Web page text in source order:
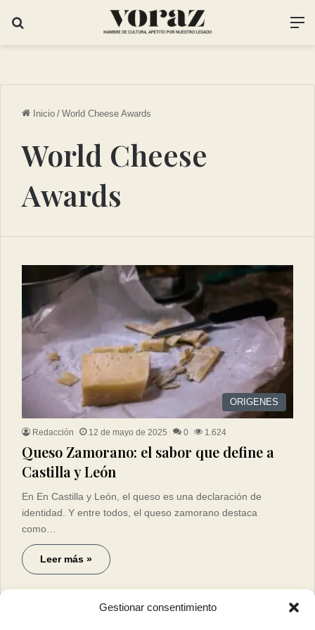
Gestionar consentimiento
Inicio / World Cheese Awards
World Cheese
Awards
ORIGENES
Redacción 12 de mayo de 2025 0 1.624
Queso Zamorano: el sabor que define a
Castilla y León
En En Castilla y León, el queso es una declaración de
identidad. Y entre todos, el queso zamorano destaca
como…
Leer más »